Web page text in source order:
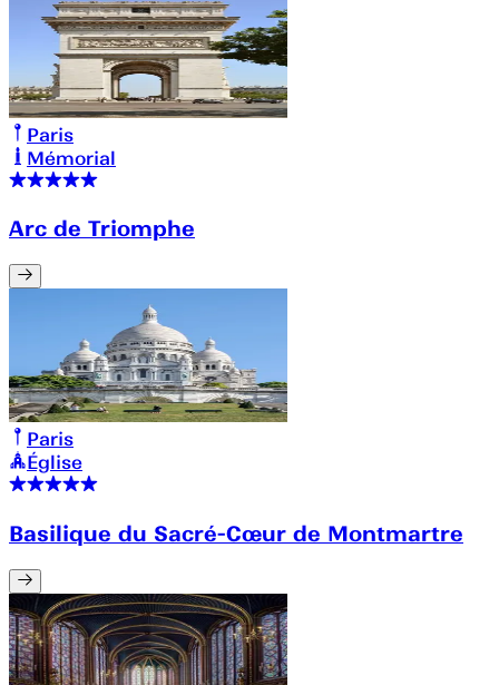
Paris
Mémorial
Arc de Triomphe
Paris
Église
Basilique du Sacré-Cœur de Montmartre